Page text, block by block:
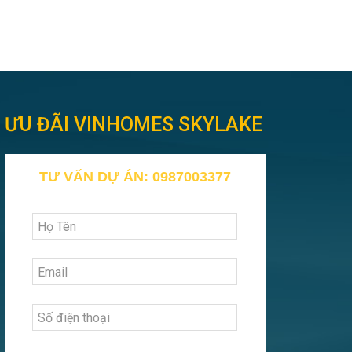
ƯU ĐÃI VINHOMES SKYLAKE
TƯ VẤN DỰ ÁN: 0987003377